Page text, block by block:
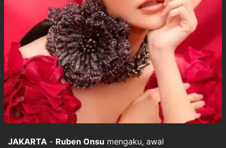
JAKARTA - Ruben Onsu mengaku, awal